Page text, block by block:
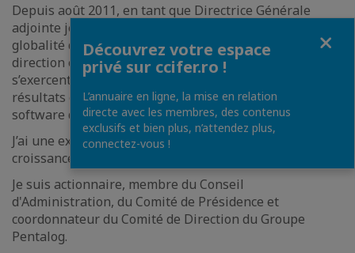
Depuis août 2011, en tant que Directrice Générale
adjointe je représente la Direction générale sur la
globalité des implantations Pentalog. Au sein de ma
direction et sous ma responsabilité, mes actions
s’exercent dans le pilotage, la gestion, le contrôle des
résultats et le développement des activités ingénierie
software de Pentalog.
J’ai une expérience soutenue dans le pilotage de la
croissance et augmentation de la rentabilité.
Je suis actionnaire, membre du Conseil
d'Administration, du Comité de Présidence et
coordonnateur du Comité de Direction du Groupe
Pentalog.
Découvrez votre espace
privé sur ccifer.ro !
L’annuaire en ligne, la mise en relation
directe avec les membres, des contenus
exclusifs et bien plus, n’attendez plus,
connectez-vous !